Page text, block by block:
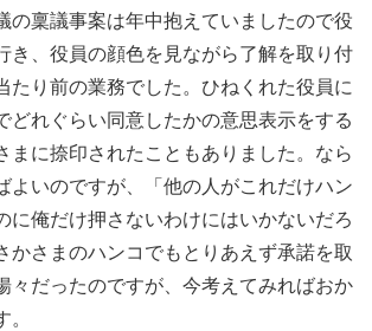
の稟議事案は年中抱えていましたので役
き、役員の顔色を見ながら了解を取り付
たり前の業務でした。ひねくれた役員に
どれぐらい同意したかの意思表示をする
まに捺印されたこともありました。なら
よいのですが、「他の人がこれだけハン
に俺だけ押さないわけにはいかないだろ
かさまのハンコでもとりあえず承諾を取
々だったのですが、今考えてみればおか
。